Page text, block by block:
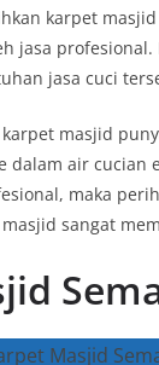
karpet
jasa
jasa cuci
masjid
air cucian
maka
sangat